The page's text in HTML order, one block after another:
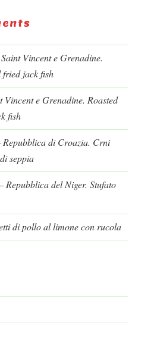
Vincent e Grenadine.
fried jack fish
Vincent e Grenadine. Roasted
fish
Repubblica di Croazia. Crni
seppia
Repubblica del Niger. Stufato
di pollo al limone con rucola